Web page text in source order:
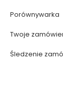
Porównywarka
Twoje
Śledzenie